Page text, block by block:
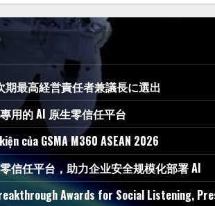
期最高経営責任者兼議長に選出
用的 AI 原生零信任平台
của GSMA M360 ASEAN 2026
信任平台，助力企业安全规模化部署 AI
Awards for Social Listening,